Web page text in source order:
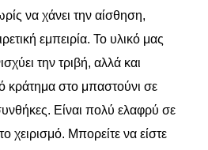
να χάνει την αίσθηση,
εμπειρία. Το υλικό μας
την τριβή, αλλά και
κράτημα στο μπαστούνι σε
Είναι πολύ ελαφρύ σε
χειρισμό. Μπορείτε να είστε